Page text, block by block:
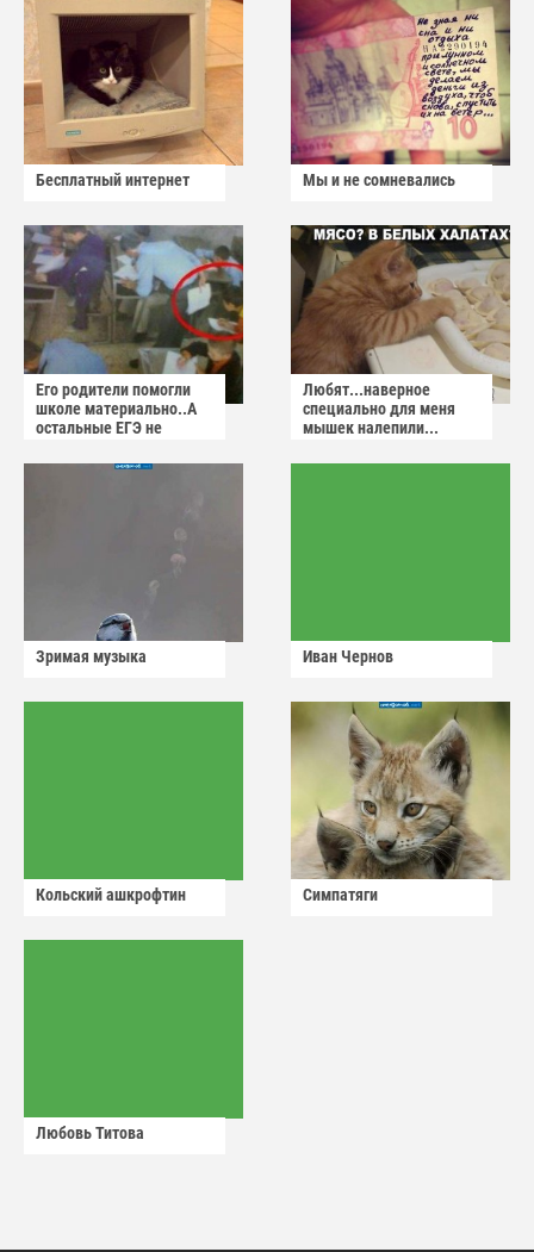
Бесплатный интернет Мы и не сомневались
Его родители помогли
школе материально..А
остальные ЕГЭ не
Любят...наверное
специально для меня
мышек налепили...
Зримая музыка Иван Чернов
Кольский ашкрофтин Симпатяги
Любовь Титова